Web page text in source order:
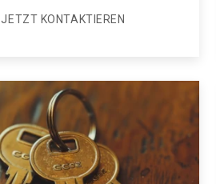
JETZT KONTAKTIEREN